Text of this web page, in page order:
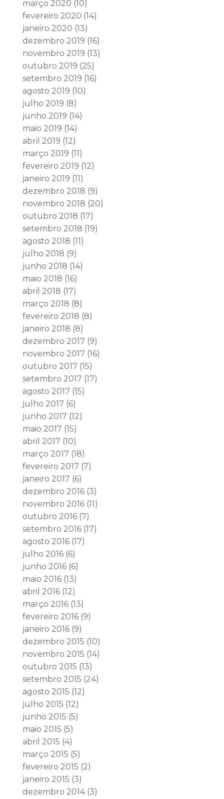
março 2020 (10)
fevereiro 2020 (14)
janeiro 2020 (13)
dezembro 2019 (16)
novembro 2019 (13)
outubro 2019 (25)
setembro 2019 (16)
agosto 2019 (10)
julho 2019 (8)
junho 2019 (14)
maio 2019 (14)
abril 2019 (12)
março 2019 (11)
fevereiro 2019 (12)
janeiro 2019 (11)
dezembro 2018 (9)
novembro 2018 (20)
outubro 2018 (17)
setembro 2018 (19)
agosto 2018 (11)
julho 2018 (9)
junho 2018 (14)
maio 2018 (16)
abril 2018 (17)
março 2018 (8)
fevereiro 2018 (8)
janeiro 2018 (8)
dezembro 2017 (9)
novembro 2017 (16)
outubro 2017 (15)
setembro 2017 (17)
agosto 2017 (15)
julho 2017 (6)
junho 2017 (12)
maio 2017 (15)
abril 2017 (10)
março 2017 (18)
fevereiro 2017 (7)
janeiro 2017 (6)
dezembro 2016(3)
novembro 2016(11)
outubro 2016(7)
setembro 2016(17)
agosto 2016(17)
julho 2016(6)
junho 2016(6)
maio 2016(13)
abril 2016(12)
março 2016(13)
fevereiro 2016(9)
janeiro 2016(9)
dezembro 2015 (10)
novembro 2015 (14)
outubro 2015 (13)
setembro 2015 (24)
agosto 2015 (12)
julho 2015 (12)
junho 2015 (5)
maio 2015 (5)
abril 2015 (4)
março 2015 (5)
fevereiro 2015 (2)
janeiro 2015 (3)
dezembro 2014(3)